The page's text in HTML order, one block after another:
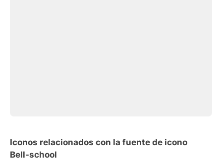
Iconos relacionados con la fuente de icono
Bell-school